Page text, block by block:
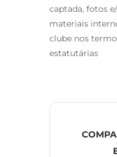
captada, fotos
materiais
clube nos
estatutárias